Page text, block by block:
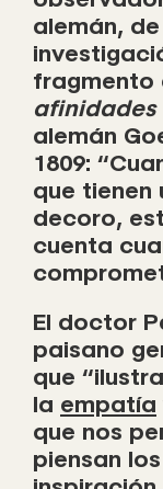
alemán,
fragmento
afinidades
alemán
1809:
que tienen
decoro,
cuenta
El doctor
paisano
que
la empatía
que nos
piensan